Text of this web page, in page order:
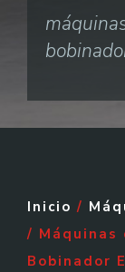
Inicio /
/ Máquinas
Bobinador